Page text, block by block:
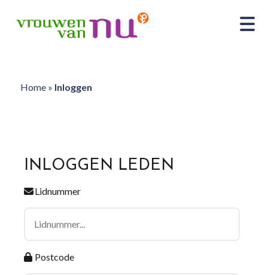
Home» Inloggen
INLOGGEN LEDEN
Lidnummer
Postcode